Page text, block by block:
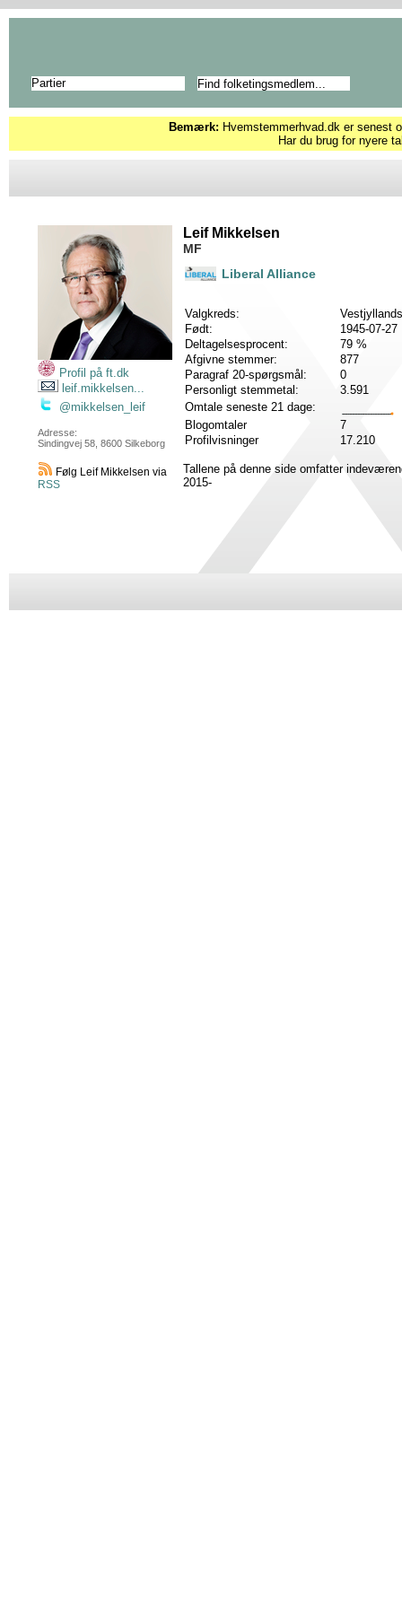
Partier
Bemærk: Hvemstemmerhvad.dk er senest
Har du brug for nyere
Profil på ft.dk
leif.mikkelsen...
@mikkelsen_leif
Adresse:
Sindingvej 58, 8600 Silkeborg
Følg Leif Mikkelsen via
RSS
Leif Mikkelsen
MF
Liberal Alliance
Valgkreds:
Født:
1945-07-27
Deltagelsesprocent:
79 %
Afgivne stemmer:
877
Paragraf 20-spørgsmål:
0
Personligt stemmetal:
3.591
Omtale seneste 21 dage:
Blogomtaler
7
Profilvisninger
17.210
Tallene på denne side omfatter
2015-